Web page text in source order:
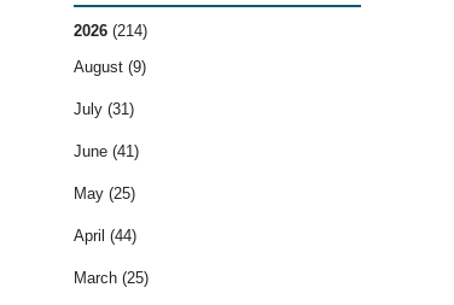
2026 (214)
August (9)
July (31)
June (41)
May (25)
April (44)
March (25)